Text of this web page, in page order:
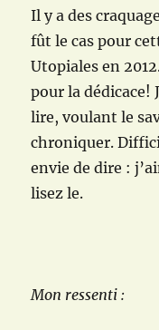
Il y a des
fût le cas pour
Utopiales en
pour la dédicace!
lire, voulant le
chroniquer.
envie de dire :
lisez le.
Mon ressenti :